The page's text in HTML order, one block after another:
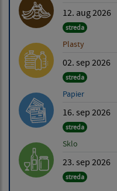
12. aug 2026
streda
Plasty
02. sep 2026
streda
Papier
16. sep 2026
streda
Sklo
23. sep 2026
streda